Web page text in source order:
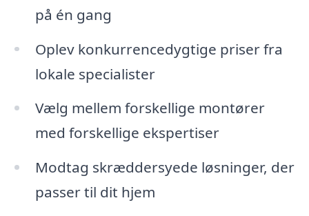
på én gang
Oplev konkurrencedygtige priser fra
lokale specialister
Vælg mellem forskellige montører
med forskellige ekspertiser
Modtag skræddersyede løsninger, der
passer til dit hjem